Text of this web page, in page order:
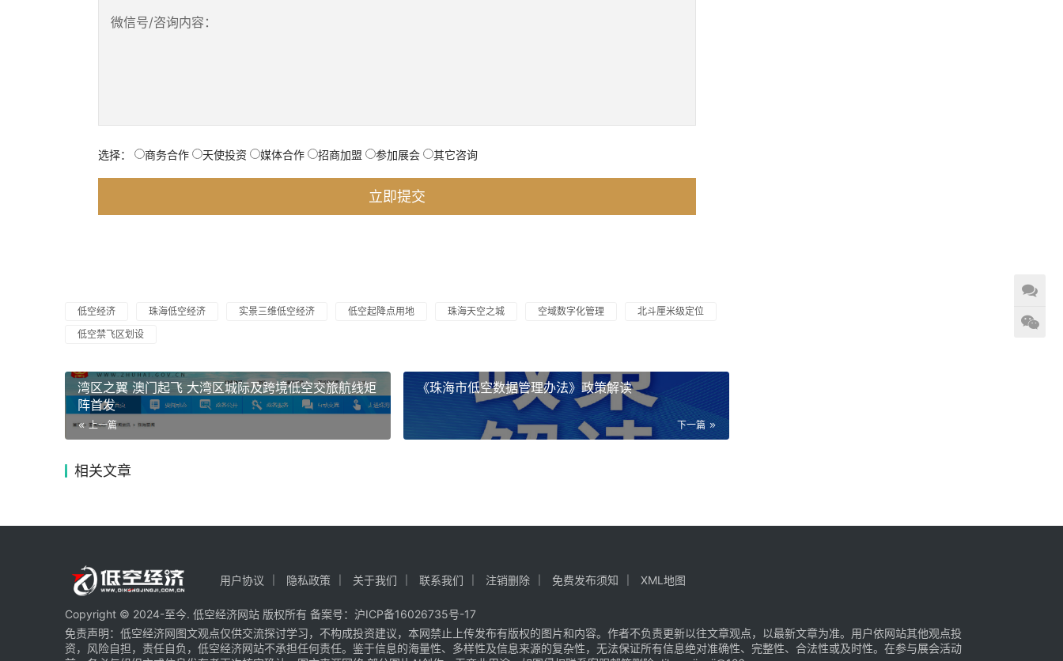
微信号/咨询内容：
选择： 商务合作 天使投资 媒体合作 招商加盟 参加展会 其它咨询
低空经济 珠海低空经济 实景三维低空经济 低空起降点用地 珠海天空之城 空域数字化管理
北斗厘米级定位
低空禁飞区划设
湾区之翼 澳门起飞 大湾区城际及跨境低空交旅航线矩
阵首发
上一篇
《珠海市低空数据管理办法》政策解读
下一篇
相关文章
用户协议 隐私政策 关于我们 联系我们 注销删除 免费发布须知 XML地图
Copyright © 2024-至今. 低空经济网站 版权所有 备案号： 沪ICP备16026735号-17
免责声明：低空经济网图文观点仅供交流探讨学习，不构成投资建议，本网禁止上传发布有版权的图片和内容。作者不负责更新以往文章观点，以最新文章为准。用户依网站其他观点投
资，风险自担，责任自负，低空经济网站不承担任何责任。鉴于信息的海量性、多样性及信息来源的复杂性，无法保证所有信息绝对准确性、完整性、合法性或及时性。在参与展会活动